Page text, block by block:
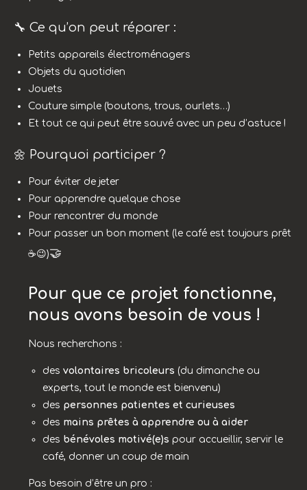
🔧 Ce qu’on peut réparer :
Petits appareils électroménagers
Objets du quotidien
Jouets
Couture simple (boutons, trous, ourlets…)
Et tout ce qui peut être sauvé avec un peu d’astuce !
🌼 Pourquoi participer ?
Pour éviter de jeter
Pour apprendre quelque chose
Pour rencontrer du monde
Pour passer un bon moment (le café est toujours prêt
☕😉)🤝
Pour que ce projet fonctionne,
nous avons besoin de vous !
Nous recherchons :
des volontaires bricoleurs (du dimanche ou
experts, tout le monde est bienvenu)
des personnes patientes et curieuses
des mains prêtes à apprendre ou à aider
des bénévoles motivé(e)s pour accueillir, servir le
café, donner un coup de main
Pas besoin d’être un pro :